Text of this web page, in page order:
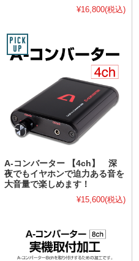
¥16,800(税込)
A-コンバーター 【4ch】 深
夜でもイヤホンで迫力ある音を
大音量で楽しめます！
¥15,600(税込)